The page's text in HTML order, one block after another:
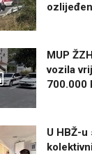
MUP
vozila
700.000
U HBŽ-